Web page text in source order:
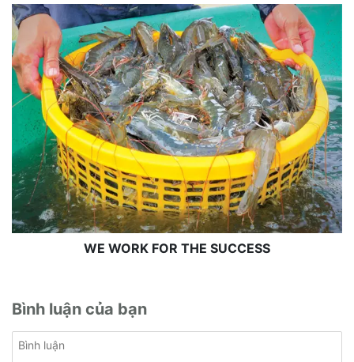
WE WORK FOR THE SUCCESS
Bình luận của bạn